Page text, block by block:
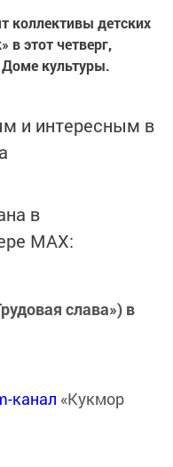
коллективы детских
в этот четверг,
культуры.
и интересным в
в
MАХ:
слава») в
канал «Кукмор